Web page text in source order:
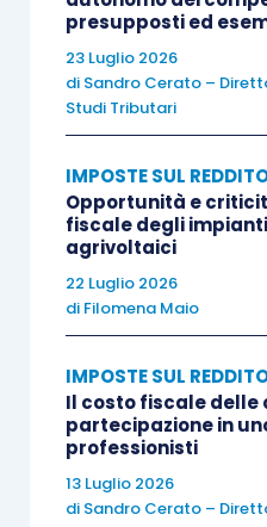
dichiarazione
precisano che
restituite al soggetto
d’imposta diverso da
assoggettate a
essereportato in
complessivonell’anno
tutto o in parte
d’imposta di
successivi; in
rimborso dell’imposta
non dedotto.
La previstadeduzione
che il contribuente
presupposti ed
23 Luglio 2026
di Sandro Cerato –
Studi Tributari
IMPOSTE SUL
Opportunità e
fiscale degli
agrivoltaici
22 Luglio 2026
di Filomena Maio
IMPOSTE SUL
Il costo fiscale delle
partecipazione in
professionisti
13 Luglio 2026
di Sandro Cerato –